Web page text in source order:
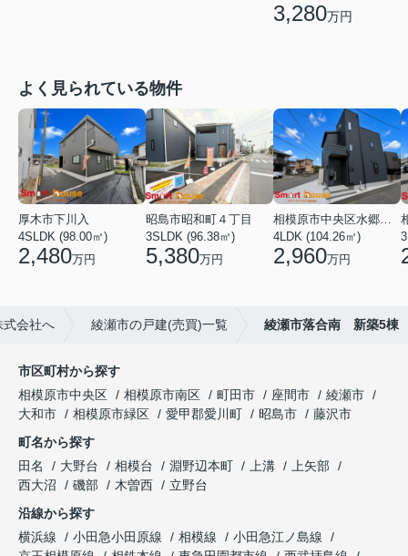
3,280万円
よく見られている物件
厚木市下川入
4SLDK (98.00㎡)
2,480万円
昭島市昭和町４丁目
3SLDK (96.38㎡)
5,380万円
相模原市中央区水郷田名２丁目
4LDK (104.26㎡)
2,960万円
式会社へ 綾瀬市の戸建(売買)一覧 綾瀬市落合南 新築5棟
市区町村から探す
相模原市中央区
相模原市南区 町田市 座間市
綾瀬市
大和市
相模原市緑区 愛甲郡愛川町 昭島市
藤沢市
町名から探す
田名
大野台 相模台 淵野辺本町 上溝
上矢部
西大沼
磯部 木曽西
立野台
沿線から探す
横浜線
小田急小田原線 相模線
小田急江ノ島線